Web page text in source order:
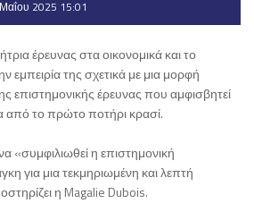
2025 15:01
έρευνας στα οικονομικά και το
εμπειρία της σχετικά με μια μορφή
επιστημονικής έρευνας που αμφισβητεί
από το πρώτο ποτήρι κρασί.
«συμφιλιωθεί η επιστημονική
για μια τεκμηριωμένη και λεπτή
η Magalie Dubois.